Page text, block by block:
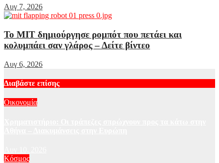
Αυγ 7, 2026
Το MIT δημιούργησε ρομπότ που πετάει και
κολυμπάει σαν γλάρος – Δείτε βίντεο
Αυγ 6, 2026
Διαβάστε επίσης
Οικονομία
Κόσμος